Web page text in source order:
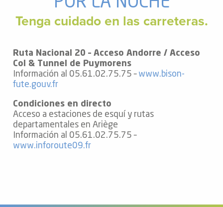
Tenga cuidado en las carreteras.
Ruta Nacional 20 – Acceso Andorre / Acceso
Col & Tunnel de Puymorens
Información al 05.61.02.75.75 –www.bison-
fute.gouv.fr
Condiciones en directo
Acceso a estaciones de esquí y rutas
departamentales en Ariège
Información al 05.61.02.75.75 –
www.inforoute09.fr